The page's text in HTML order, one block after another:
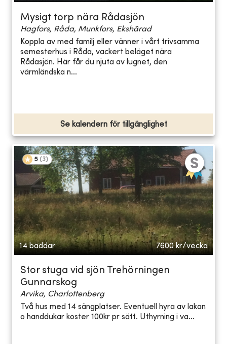
Mysigt torp nära Rådasjön
Hagfors, Råda, Munkfors, Ekshärad
Koppla av med familj eller vänner i vårt trivsamma
semesterhus i Råda, vackert beläget nära
Rådasjön. Här får du njuta av lugnet, den
värmländska n...
Se kalendern för tillgänglighet
5 (3)
14 bäddar 7600 kr/vecka
Stor stuga vid sjön Trehörningen
Gunnarskog
Arvika, Charlottenberg
Två hus med 14 sängplatser. Eventuell hyra av lakan
o handdukar koster 100kr pr sätt. Uthyrning i va...